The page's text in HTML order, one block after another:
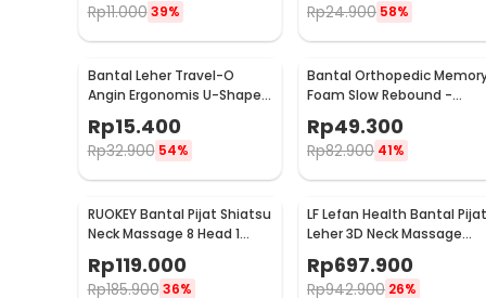
Rp11.000 39% Rp24.900 58%
Bantal Leher Travel-O
Angin Ergonomis U-Shaped
Inflatable Neck Pillow -
RH40
Rp15.400
Rp32.900 54%
Bantal Orthopedic
Foam Slow Rebound -
Rp49.300
Rp82.900 41%
RUOKEY Bantal Pijat Shiatsu
Neck Massage 8 Head 1
Button - CMH-8028
Rp119.000
Rp185.900 36%
LF Lefan Health Bantal Pijat
Leher 3D Neck Massage
Kneading Heating - LF-
YK006
Rp697.900
Rp942.900 26%